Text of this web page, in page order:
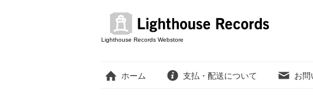
Lighthouse Records Webstore
ホーム 支払・配送について お問